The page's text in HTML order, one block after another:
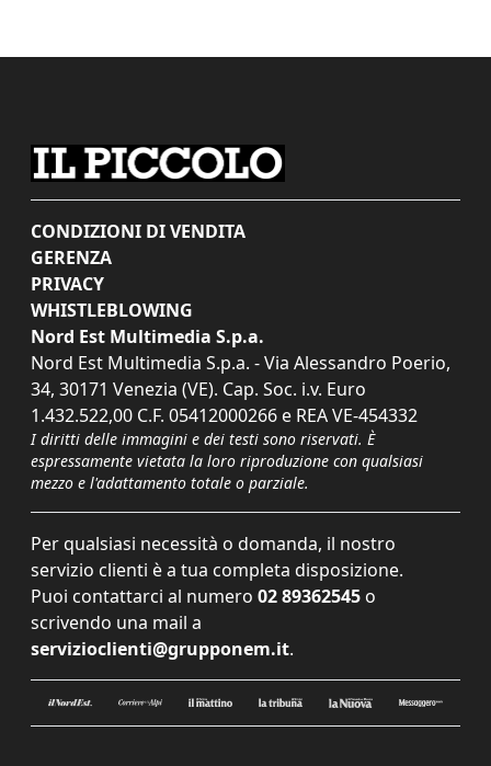
CONDIZIONI DI VENDITA
GERENZA
PRIVACY
WHISTLEBLOWING
Nord Est Multimedia S.p.a.
Nord Est Multimedia S.p.a. - Via Alessandro Poerio,
34, 30171 Venezia (VE). Cap. Soc. i.v. Euro
1.432.522,00 C.F. 05412000266 e REA VE-454332
I diritti delle immagini e dei testi sono riservati. È
espressamente vietata la loro riproduzione con qualsiasi
mezzo e l'adattamento totale o parziale.
Per qualsiasi necessità o domanda, il nostro
servizio clienti è a tua completa disposizione.
Puoi contattarci al numero 02 89362545 o
scrivendo una mail a
servizioclienti@grupponem.it.